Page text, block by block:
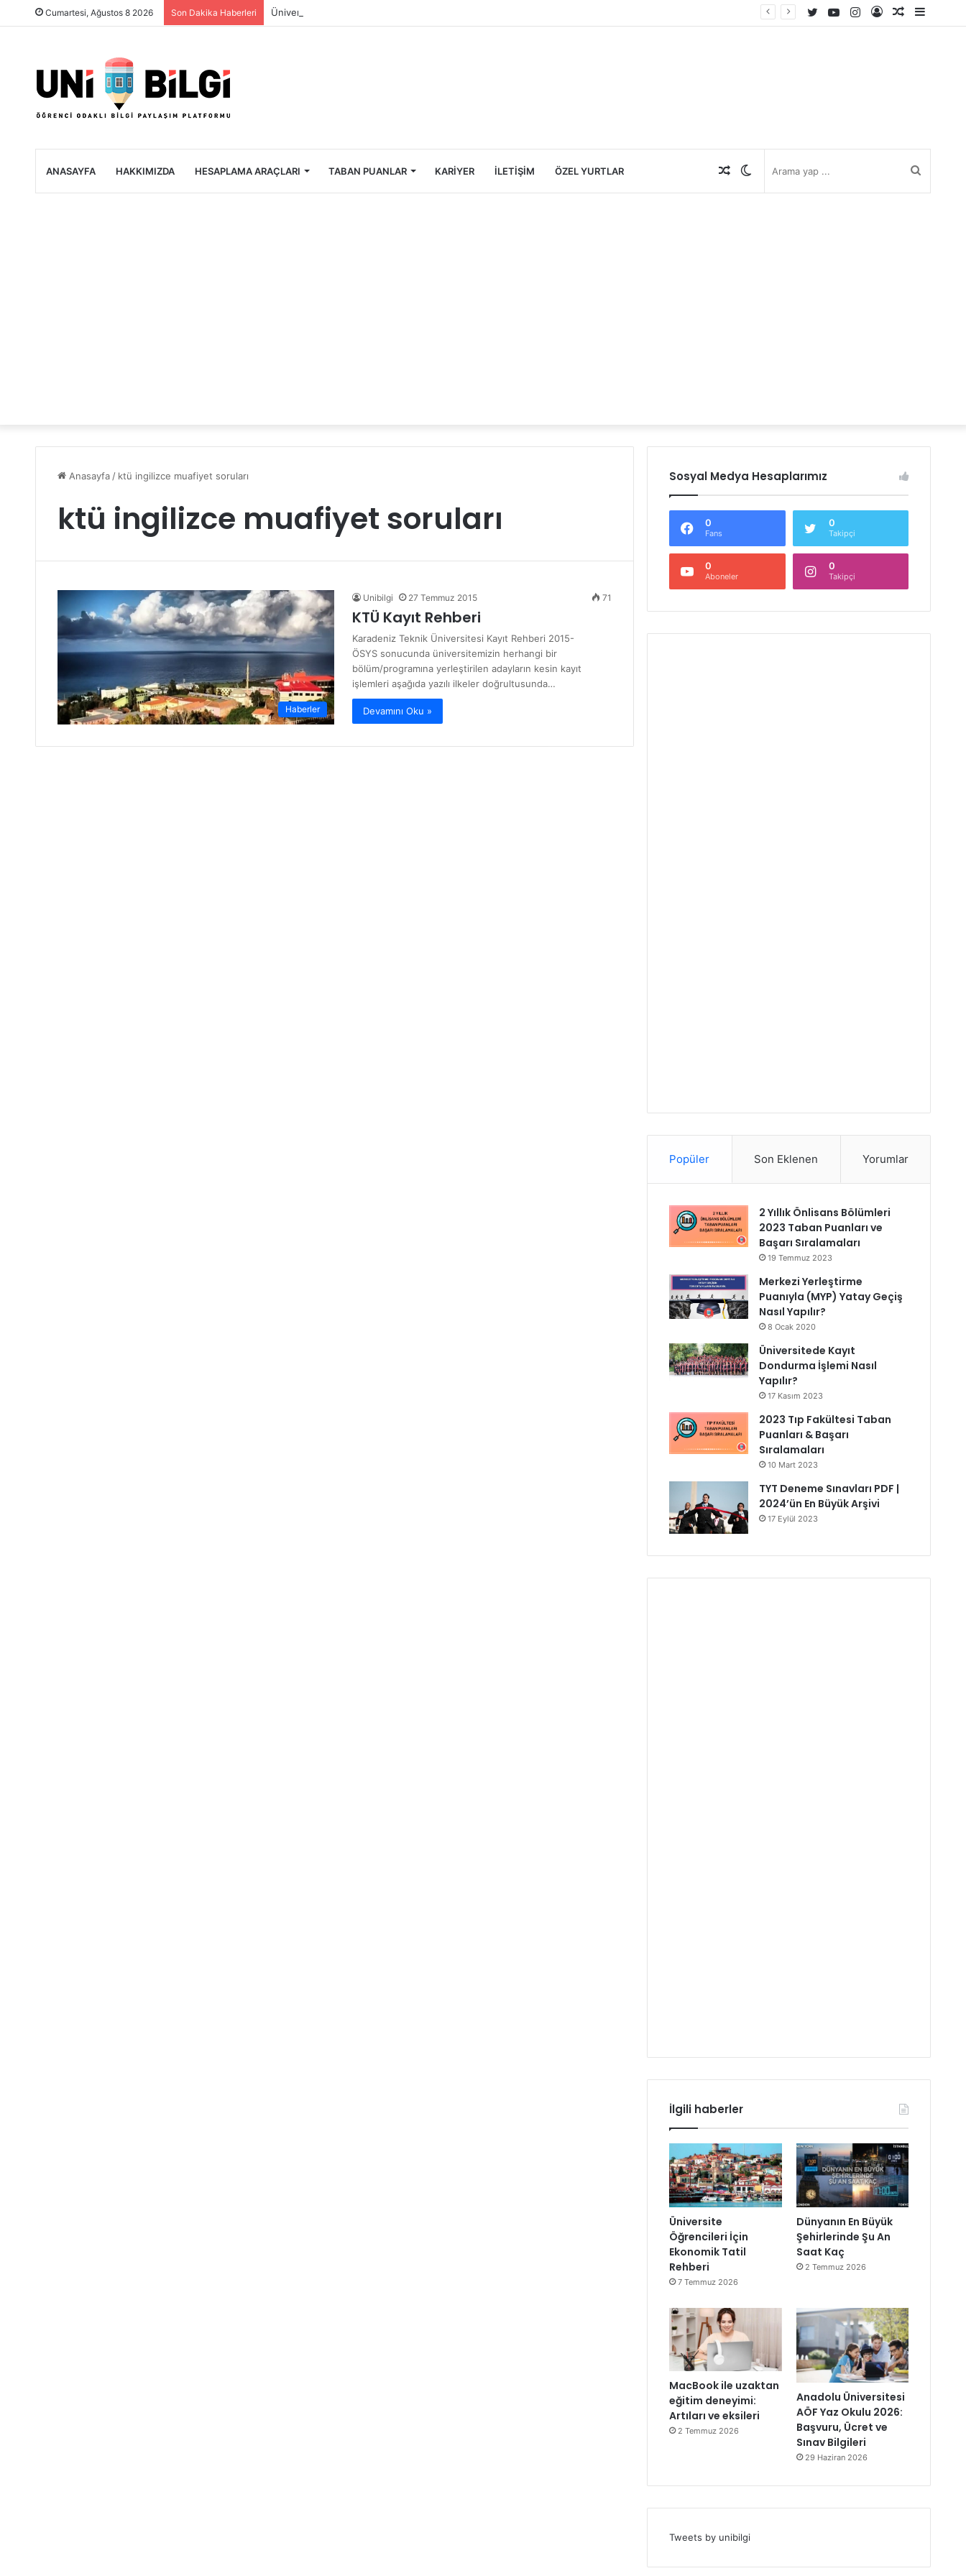
Cumartesi, Ağustos 8 2026 Son Dakika Haberleri Üniversite Öğrencileri İçin Ekonomik Tatil Rehberi
Rastgele
Kayıt
Instagram
YouTube
Twitter
ANASAYFA HAKKIMIZDA HESAPLAMA ARAÇLARI TABAN PUANLAR KARIYER İLETIŞIM ÖZEL YURTLAR Rastgele
Anasayfa / ktü ingilizce muafiyet soruları
ktü ingilizce muafiyet soruları
Haberler
Unibilgi 27 Temmuz 2015 71
KTÜ Kayıt Rehberi
Karadeniz Teknik Üniversitesi Kayıt Rehberi 2015-
ÖSYS sonucunda üniversitemizin herhangi bir
bölüm/programına yerleştirilen adayların kesin kayıt
işlemleri aşağıda yazılı ilkeler doğrultusunda…
Devamını Oku »
Sosyal Medya Hesaplarımız
0
Fans
0
Takipçi
0
Aboneler
0
Takipçi
Popüler Son Eklenen Yorumlar
2 Yıllık Önlisans Bölümleri
2023 Taban Puanları ve
Başarı Sıralamaları
19 Temmuz 2023
Merkezi Yerleştirme
Puanıyla (MYP) Yatay Geçiş
Nasıl Yapılır?
8 Ocak 2020
Üniversitede Kayıt
Dondurma İşlemi Nasıl
Yapılır?
17 Kasım 2023
2023 Tıp Fakültesi Taban
Puanları & Başarı
Sıralamaları
10 Mart 2023
TYT Deneme Sınavları PDF |
2024’ün En Büyük Arşivi
17 Eylül 2023
İlgili haberler
Üniversite
Öğrencileri İçin
Ekonomik Tatil
Rehberi
7 Temmuz 2026
Dünyanın En Büyük
Şehirlerinde Şu An
Saat Kaç
2 Temmuz 2026
MacBook ile uzaktan
eğitim deneyimi:
Artıları ve eksileri
2 Temmuz 2026
Anadolu Üniversitesi
AÖF Yaz Okulu 2026:
Başvuru, Ücret ve
Sınav Bilgileri
29 Haziran 2026
Tweets by unibilgi